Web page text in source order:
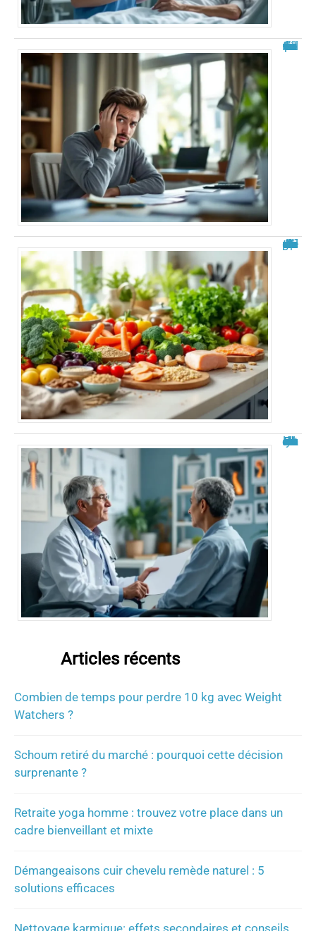
Fourmillements dans la tête : explications
Aliments à éviter après une ablation de la vésicule : guide complet
Roland Cayrol malade du cancer : état des rumeurs et réalités
Articles récents
Combien de temps pour perdre 10 kg avec Weight
Watchers ?
Schoum retiré du marché : pourquoi cette décision
surprenante ?
Retraite yoga homme : trouvez votre place dans un
cadre bienveillant et mixte
Démangeaisons cuir chevelu remède naturel : 5
solutions efficaces
Nettoyage karmique: effets secondaires et conseils